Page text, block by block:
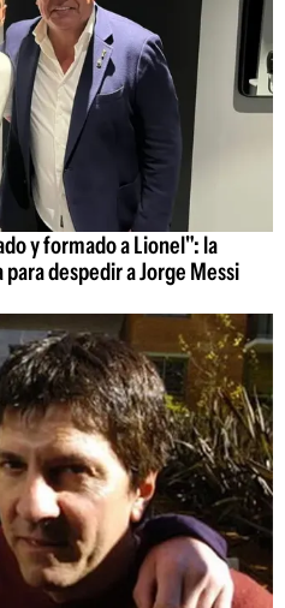
y formado a Lionel": la
despedir a Jorge Messi